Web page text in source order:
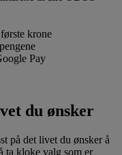
krone
Pay
du ønsker
på det livet du ønsker å
ta kloke valg som er